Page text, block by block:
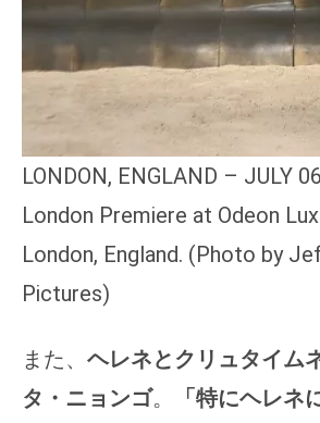
LONDON, ENGLAND – JULY
London Premiere at Odeon
London, England. (Photo by
Pictures)
また、 ヘレネとクリュタイム
タ・ニョンゴ。
「特にヘレ